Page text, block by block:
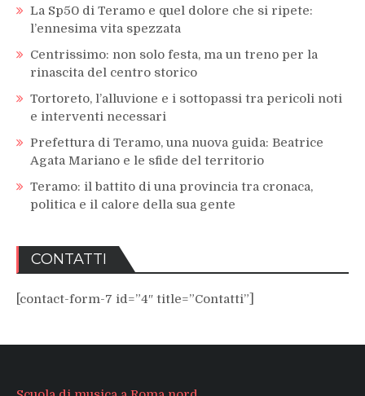
La Sp50 di Teramo e quel dolore che si ripete:
l’ennesima vita spezzata
Centrissimo: non solo festa, ma un treno per la
rinascita del centro storico
Tortoreto, l’alluvione e i sottopassi tra pericoli noti
e interventi necessari
Prefettura di Teramo, una nuova guida: Beatrice
Agata Mariano e le sfide del territorio
Teramo: il battito di una provincia tra cronaca,
politica e il calore della sua gente
CONTATTI
[contact-form-7 id=”4″ title=”Contatti”]